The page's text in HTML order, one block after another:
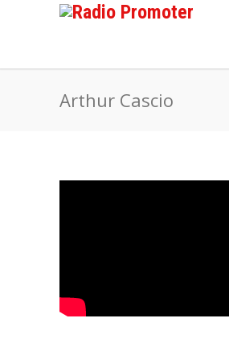
Arthur Cascio